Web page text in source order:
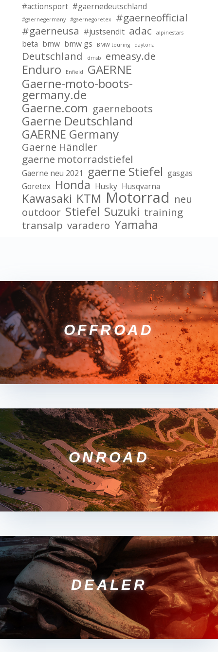
#actionsport #gaernedeutschland
#gaernegermany #gaernegoretex
#gaerneofficial
#gaerneusa #justsendit adac alpinestars
beta bmw bmw gs BMW touring daytona
Deutschland dmsb emeasy.de
Enduro Enfield
GAERNE
Gaerne-moto-boots-
germany.de
Gaerne.com gaerneboots
Gaerne Deutschland
GAERNE Germany
Gaerne Händler
gaerne motorradstiefel
Gaerne neu 2021 gaerne Stiefel gasgas
Goretex Honda Husky Husqvarna
Kawasaki KTM Motorrad neu
outdoor Stiefel Suzuki training
transalp varadero Yamaha
OFFROAD
ONROAD
DEALER